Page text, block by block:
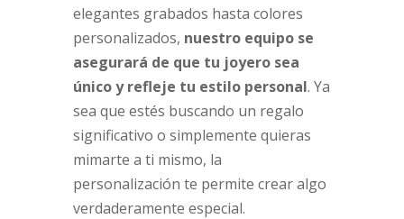
elegantes grabados hasta colores
personalizados, nuestro equipo se
asegurará de que tu joyero sea
único y refleje tu estilo personal. Ya
sea que estés buscando un regalo
significativo o simplemente quieras
mimarte a ti mismo, la
personalización te permite crear algo
verdaderamente especial.